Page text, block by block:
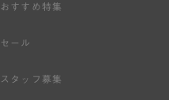
おすすめ特集
セール
スタッフ募集